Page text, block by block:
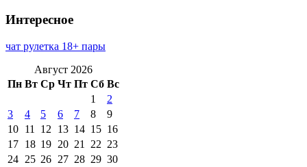
Интересное
чат рулетка 18+ пары
Август 2026
Пн Вт Ср Чт Пт Сб Вс
1
2
3
4 5 6 7 8
9
10 11 12 13 14 15 16
17 18 19 20 21 22 23
24 25 26 27 28 29 30